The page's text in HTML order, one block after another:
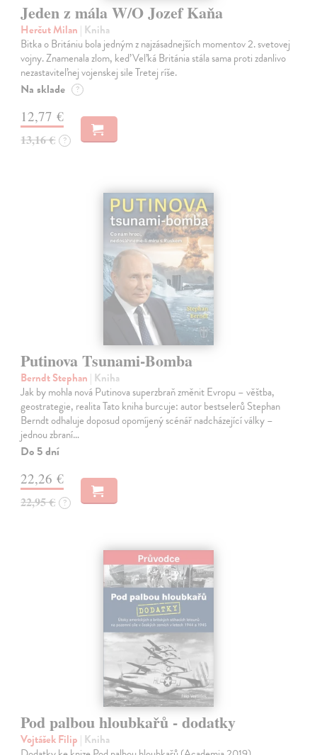
Jeden z mála W/O Jozef Kaňa
Herčut Milan | Kniha
Bitka o Britániu bola jedným z najzásadnejších momentov 2. svetovej
vojny. Znamenala zlom, keď Veľká Británia stála sama proti zdanlivo
nezastaviteľnej vojenskej sile Tretej ríše.
Na sklade ?
12,77 €
13,16 € ?
Putinova Tsunami-Bomba
Berndt Stephan | Kniha
Jak by mohla nová Putinova superzbraň změnit Evropu – věštba,
geostrategie, realita Tato kniha burcuje: autor bestselerů Stephan
Berndt odhaluje doposud opomíjený scénář nadcházející války –
jednou zbraní…
Do 5 dní
22,26 €
22,95 € ?
Pod palbou hloubkařů - dodatky
Vojtášek Filip | Kniha